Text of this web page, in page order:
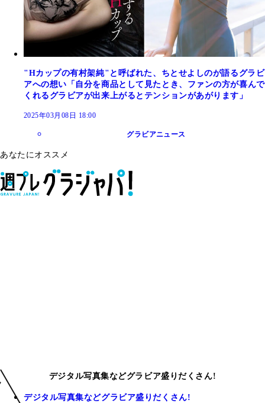
"Hカップの有村架純"と呼ばれた、ちとせよしのが語るグラビ
アへの想い「自分を商品として見たとき、ファンの方が喜んで
くれるグラビアが出来上がるとテンションがあがります」
2025年03月08日 18:00
グラビアニュース
あなたにオススメ
デジタル写真集などグラビア盛りだくさん!
デジタル写真集などグラビア盛りだくさん!